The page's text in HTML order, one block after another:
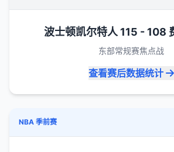
波士顿凯尔特人 115 - 108
东部常规赛焦点战
查看赛后数据统计
NBA 季前赛